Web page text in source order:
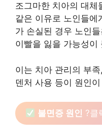
조그마한 치아의 대체
같은 이유로 노인들에
가 손실된 경우 노인
이빨을 잃을 가능성이
이는 치아 관리의 부
덴처 사용 등이 원인
불면증 원인 ?클